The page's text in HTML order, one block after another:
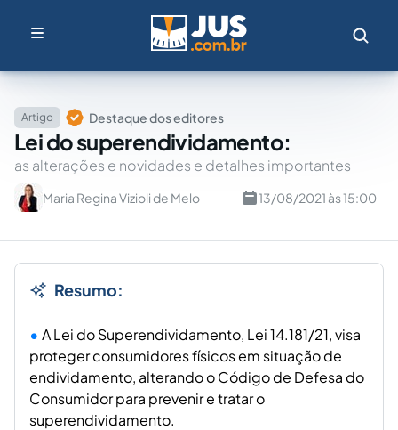
Artigo Destaque dos editores
Lei do superendividamento:
as alterações e novidades e detalhes importantes
Maria Regina Vizioli de Melo 13/08/2021 às 15:00
Resumo:
A Lei do Superendividamento, Lei 14.181/21, visa
proteger consumidores físicos em situação de
endividamento, alterando o Código de Defesa do
Consumidor para prevenir e tratar o
superendividamento.